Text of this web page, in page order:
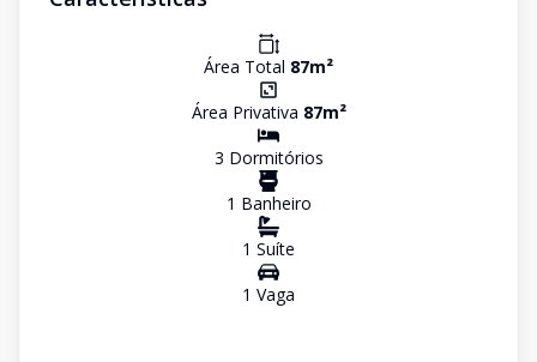
Área Total 87m²
Área Privativa 87m²
3 Dormitórios
1 Banheiro
1 Suíte
1 Vaga